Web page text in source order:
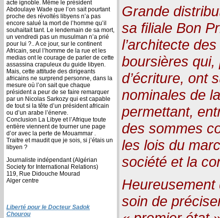
acte ignoble. Même le président
Abdoulaye Wade que l’on sait pourtant
proche des révoltés libyens n’a pas
encore salué la mort de l’homme qu’il
souhaitait tant. Le lendemain de sa mort,
un vendredi pas un musulman n’a prié
pour lui ?.. A ce jour, sur le continent
Africain, seul l’homme de la rue et les
medias ont le courage de parler de cette
assassina crapuleux du guide libyen.
Mais, cette attitude des dirigeants
africains ne surprend personne, dans la
mesure où l’on sait que chaque
président a peur de se faire remarquer
par un Nicolas Sarkozy qui est capable
de tout si la tête d’un président africain
ou d’un arabe l’énerve.
Conclusion La Libye et l’Afrique toute
entière viennent de tourner une page
d’or avec la perte de Mouammar .
Traitre et maudit que je sois, si j’étais un
libyen ?
Journaliste indépendant (Algérian
Society for International Relations)
119, Rue Didouche Mourad
Alger centre
Liberté pour le Docteur Sadok
Chourou
Grande
sa filiale Bon
l’architecte
boursières qui,
d’écriture, ont
nominales de
permettant,
des sommes
les lois du
société et la
Heureusement
soin de